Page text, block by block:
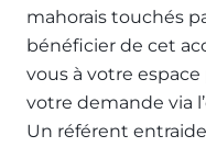
mahorais touchés
bénéficier de cet
vous à votre
votre demande via
Un référent